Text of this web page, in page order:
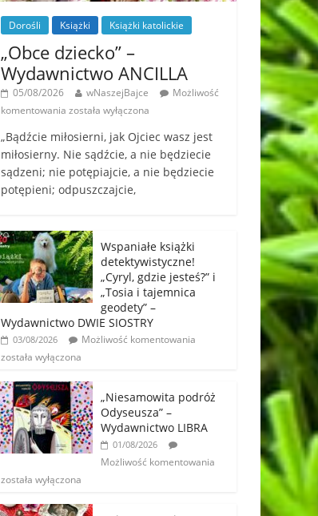
Dorośli Książki Książki katolickie
„Obce dziecko” –
Wydawnictwo ANCILLA
05/08/2026 wNaszejBajce
Możliwość
komentowania została wyłączona
„Bądźcie miłosierni, jak Ojciec wasz jest
miłosierny. Nie sądźcie, a nie będziecie
sądzeni; nie potępiajcie, a nie będziecie
potępieni; odpuszczajcie,
Wspaniałe książki
detektywistyczne!
„Cyryl, gdzie jesteś?” i
„Tosia i tajemnica
geodety” –
Wydawnictwo DWIE SIOSTRY
03/08/2026
Możliwość komentowania
została wyłączona
„Niesamowita podróż
Odyseusza” –
Wydawnictwo LIBRA
01/08/2026
Możliwość komentowania
została wyłączona